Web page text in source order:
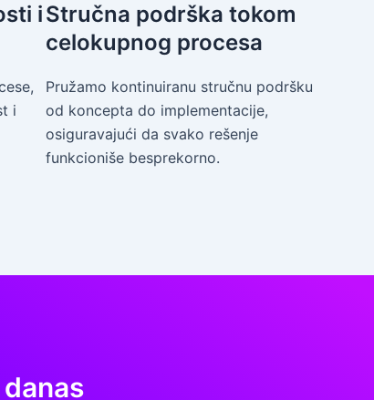
i
i
Stručna podrška tokom
celokupnog procesa
Pružamo kontinuiranu stručnu podršku
od koncepta do implementacije,
osiguravajući da svako rešenje
funkcioniše besprekorno.